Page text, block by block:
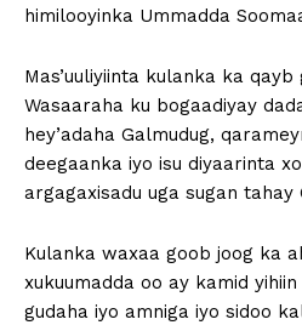
himilooyinka Ummadda
Mas’uuliyiinta kulanka ka qayb
Wasaaraha ku bogaadiyay
hey’adaha Galmudug,
deegaanka iyo isu diyaarinta
argagaxisadu uga sugan tahay
Kulanka waxaa goob joog ka
xukuumadda oo ay kamid
gudaha iyo amniga iyo sidoo